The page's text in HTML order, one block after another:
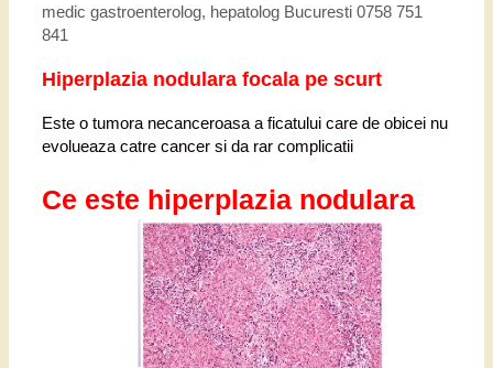
medic gastroenterolog, hepatolog Bucuresti 0758 751
841
Hiperplazia nodulara focala pe scurt
Este o tumora necanceroasa a ficatului care de obicei nu
evolueaza catre cancer si da rar complicatii
Ce este hiperplazia nodulara